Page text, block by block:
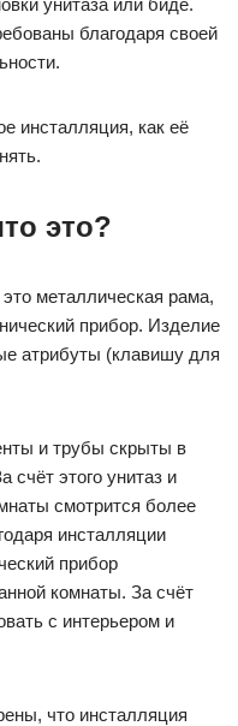
унитаза или биде.
благодаря своей
инсталляция, как её
это?
металлическая рама,
прибор. Изделие
атрибуты (клавишу для
и трубы скрыты в
счёт этого унитаз и
смотрится более
инсталляции
прибор
комнаты. За счёт
с интерьером и
что инсталляция